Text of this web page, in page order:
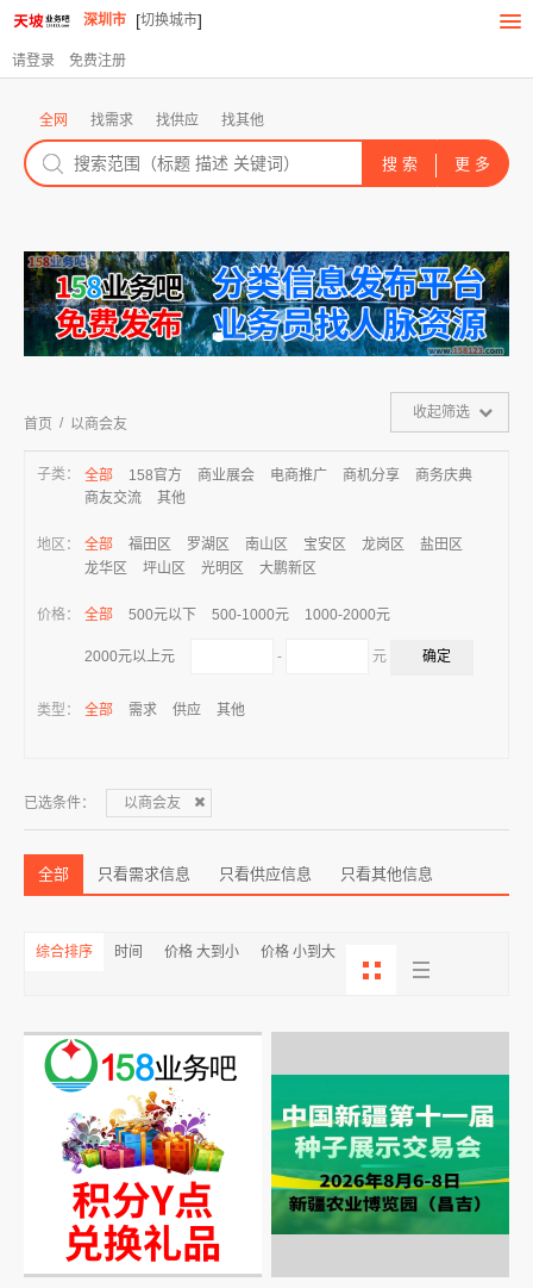
深圳市 [切换城市]
请登录 免费注册
全网 找需求 找供应 找其他
首页 / 以商会友
收起筛选
子类： 全部 158官方 商业展会 电商推广 商机分享
商务庆典
商友交流
其他
地区： 全部 福田区 罗湖区 南山区 宝安区 龙岗区
盐田区
龙华区
坪山区 光明区 大鹏新区
价格： 全部 500元以下 500-1000元 1000-2000元
2000元以上元 - 元
类型： 全部 需求 供应 其他
已选条件： 以商会友
全部 只看需求信息 只看供应信息 只看其他信息
综合排序 时间 价格 大到小 价格 小到大